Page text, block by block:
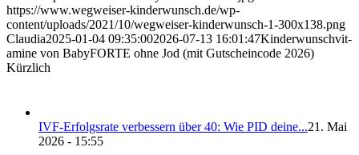
https://www.wegweiser-kinderwunsch.de/wp-
content/uploads/2021/10/wegweiser-kinderwunsch-1-300x138.png
Claudia2025-01-04 09:35:002026-07-13 16:01:47Kin­der­wunsch­vit­
ami­ne von Baby­FOR­TE ohne Jod (mit Gut­schein­code 2026)
Kürzlich
IVF-Erfolgs­ra­te ver­bes­sern über 40: Wie PID dei­ne...21. Mai
2026 - 15:55